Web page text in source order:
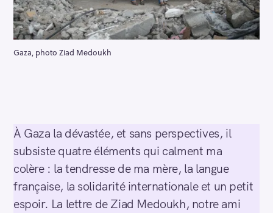
Gaza, photo Ziad Medoukh
À Gaza la dévastée, et sans perspectives, il
subsiste quatre éléments qui calment ma
colère : la tendresse de ma mère, la langue
française, la solidarité internationale et un petit
espoir. La lettre de Ziad Medoukh, notre ami